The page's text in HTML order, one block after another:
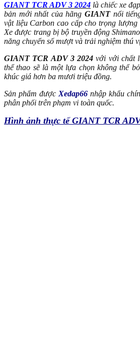
GIANT TCR ADV 3 2024 là chiếc xe
bản mới nhất của hãng GIANTnổi
vật liệu Carbon cao cấp cho trọng lượng
Xe được trang bị bộ truyền động
năng chuyển số mượt và trải nghiệm thú
GIANT TCR ADV 3 2024 với với chất
thể thao sẽ là một lựa chọn không thể
khúc giá hơn ba mươi triệu đồng.
Sản phẩm đượcXedap66 nhập khẩu
phân phối trên phạm vi toàn quốc.
Hình ảnh thực tế GIANT TCR